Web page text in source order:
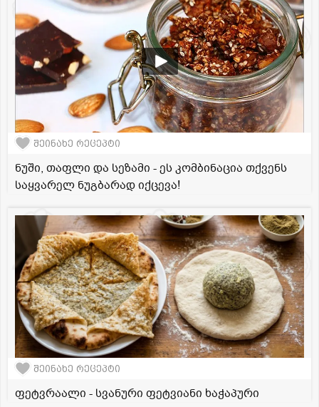
შეინახე რეცეპტი
ნუში, თაფლი და სეზამი - ეს კომბინაცია თქვენს
საყვარელ ნუგბარად იქცევა!
შეინახე რეცეპტი
ფეტვრაალი - სვანური ფეტვიანი ხაჭაპური